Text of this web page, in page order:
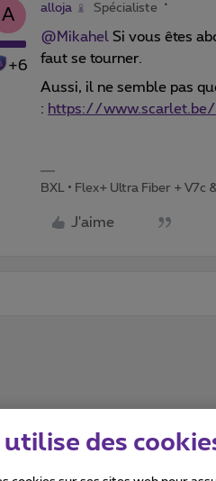
A
+6
alloja Spécialiste
@Mikahel Si vous êtes
faut se tourner.
Aussi, il ne semble pas
: https://
BXL • Flex+ Ultra Fiber + V7c
J'aime
utilise des